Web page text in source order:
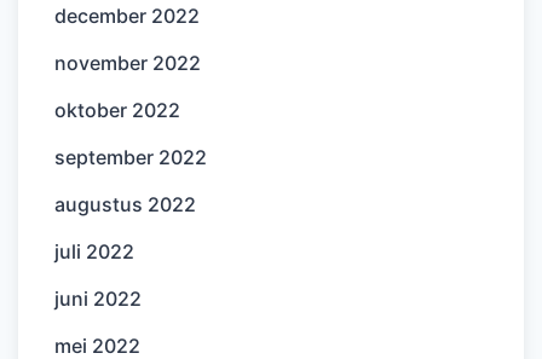
december 2022
november 2022
oktober 2022
september 2022
augustus 2022
juli 2022
juni 2022
mei 2022